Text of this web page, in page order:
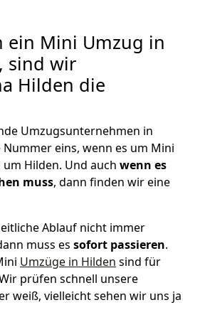
ein Mini Umzug in
sind wir
Hilden die
Umzugsunternehmen in
eins, wenn es um Mini
Hilden. Und auch wenn es
muss, dann finden wir eine
Ablauf nicht immer
muss es sofort passieren.
Umzüge in Hilden sind für
prüfen schnell unsere
weiß, vielleicht sehen wir uns ja